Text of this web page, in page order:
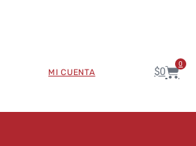
MI CUENTA $0
0